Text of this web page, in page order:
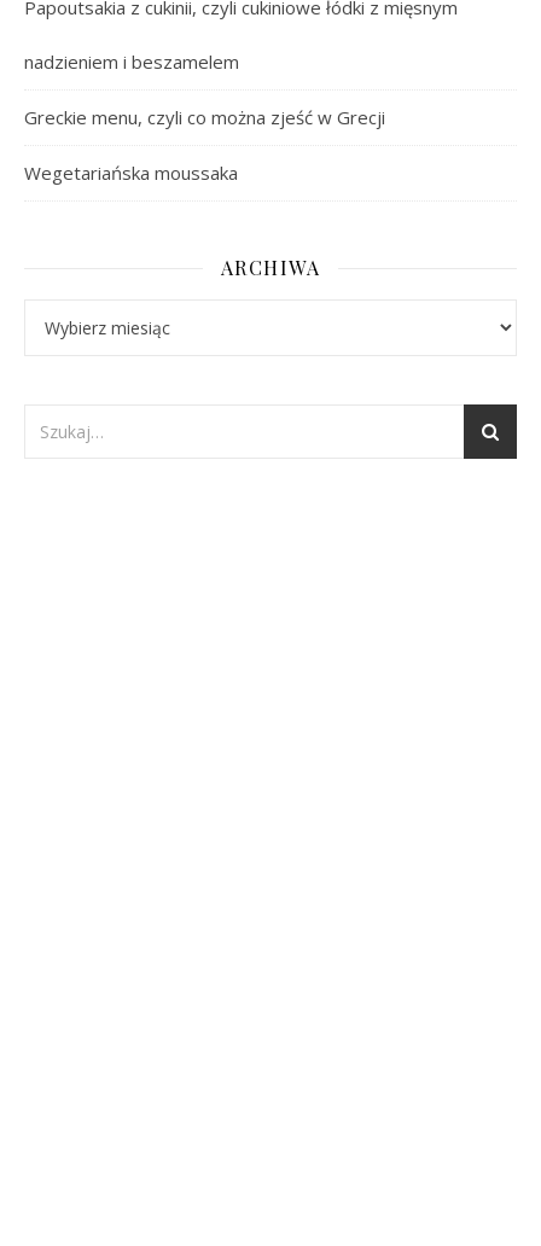
Papoutsakia z cukinii, czyli cukiniowe łódki z mięsnym
nadzieniem i beszamelem
Greckie menu, czyli co można zjeść w Grecji
Wegetariańska moussaka
ARCHIWA